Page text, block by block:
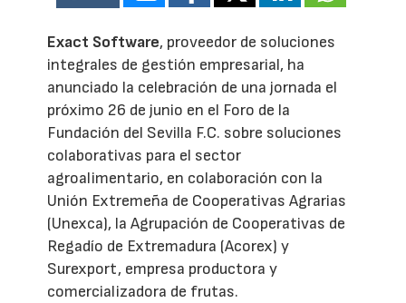
Exact Software, proveedor de soluciones
integrales de gestión empresarial, ha
anunciado la celebración de una jornada el
próximo 26 de junio en el Foro de la
Fundación del Sevilla F.C. sobre soluciones
colaborativas para el sector
agroalimentario, en colaboración con la
Unión Extremeña de Cooperativas Agrarias
(Unexca), la Agrupación de Cooperativas de
Regadío de Extremadura (Acorex) y
Surexport, empresa productora y
comercializadora de frutas.